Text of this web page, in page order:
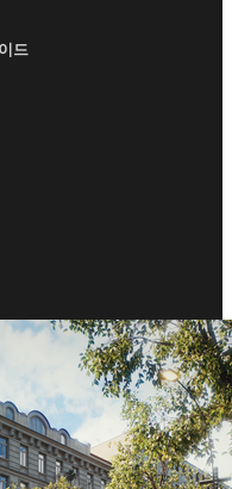
드